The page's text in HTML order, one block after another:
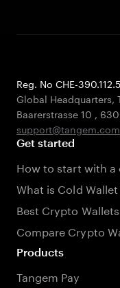
Reg. No CHE-
Global Headquarters,
Baarerstrasse 10 ,
support@tangem.com
Get started
How to start with a
What is Cold Wallet
Best Crypto Wallets
Compare Crypto
Products
Tangem Pay